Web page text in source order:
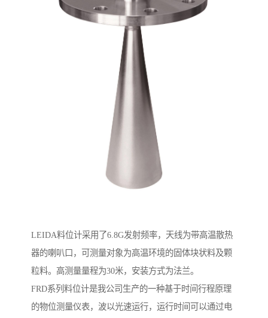
LEIDA料位计采用了6.8G发射频率，天线为带高温散热
器的喇叭口，可测量对象为高温环境的固体块状料及颗
粒料。高测量量程为30米，安装方式为法兰。
FRD系列料位计是我公司生产的一种基于时间行程原理
的物位测量仪表，波以光速运行，运行时间可以通过电